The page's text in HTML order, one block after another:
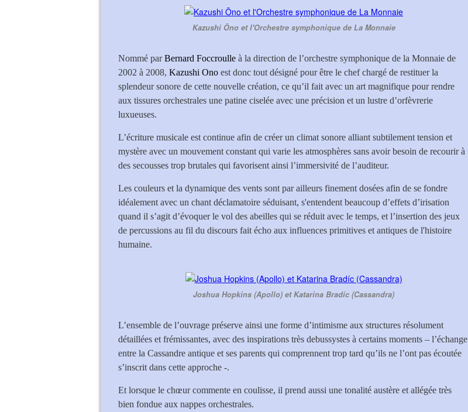
Kazushi Ōno et l'Orchestre symphonique de La Monnaie
Nommé parBernard Foccroulle à la direction de l’orchestre symphonique de la Monnaie de
2002 à 2008, Kazushi Ono est donc tout désigné pour être le chef chargé de restituer la
splendeur sonore de cette nouvelle création, ce qu’il fait avec un art magnifique pour rendre
aux tissures orchestrales une patine ciselée avec une précision et un lustre d’orfèvrerie
luxueuses.
L’écriture musicale est continue afin de créer un climat sonore alliant subtilement tension et
mystère avec un mouvement constant qui varie les atmosphères sans avoir besoin de recourir à
des secousses trop brutales qui favorisent ainsi l’immersivité de l’auditeur.
Les couleurs et la dynamique des vents sont par ailleurs finement dosées afin de se fondre
idéalement avec un chant déclamatoire séduisant, s'entendent beaucoup d’effets d’irisation
quand il s’agit d’évoquer le vol des abeilles qui se réduit avec le temps, et l’insertion des jeux
de percussions au fil du discours fait écho aux influences primitives et antiques de l'histoire
humaine.
Joshua Hopkins (Apollo) et Katarina Bradíc (Cassandra)
L’ensemble de l’ouvrage préserve ainsi une forme d’intimisme aux structures résolument
détaillées et frémissantes, avec des inspirations très debussystes à certains moments – l’échange
entre la Cassandre antique et ses parents qui comprennent trop tard qu’ils ne l’ont pas écoutée
s’inscrit dans cette approche -.
Et lorsque le chœur commente en coulisse, il prend aussi une tonalité austère et allégée très
bien fondue aux nappes orchestrales.